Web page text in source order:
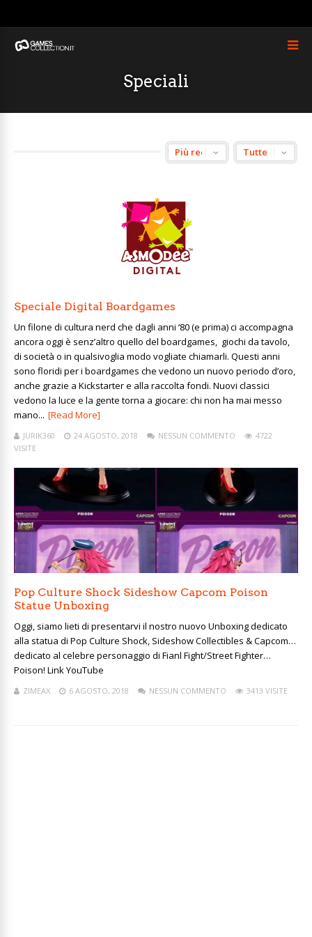
Speciali
Speciale Digital Boardgames
Un filone di cultura nerd che dagli anni ‘80 (e prima) ci accompagna
ancora oggi è senz’altro quello del boardgames, giochi da tavolo,
di società o in qualsivoglia modo vogliate chiamarli. Questi anni
sono floridi per i boardgames che vedono un nuovo periodo d’oro,
anche grazie a Kickstarter e alla raccolta fondi. Nuovi classici
vedono la luce e la gente torna a giocare: chi non ha mai messo
mano... [Read More]
JURIK360 24 AGOSTO, 2018 NESSUN COMMENTO
4722
VISITE
Pop Culture Shock Sideshow Capcom Poison
Statue Unboxing
Oggi, siamo lieti di presentarvi il nostro nuovo Unboxing dedicato
alla statua di Pop Culture Shock, Sideshow Collectibles & Capcom…
dedicato al celebre personaggio di Fianl Fight/Street Fighter…
Poison! Link YouTube
ZIMEAX 6 AGOSTO, 2018 NESSUN COMMENTO 3413 VISITE